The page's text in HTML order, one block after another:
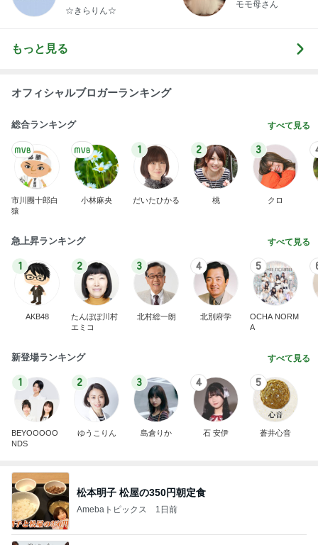
らりん☆のブログ
☆きらりん☆
モモ母さん
もっと見る
オフィシャルブロガーランキング
総合ランキング すべて見る
市川團十郎白
猿
小林麻央
1
だいたひかる
2
桃
3
クロ
急上昇ランキング すべて見る
1
AKB48
2
たんぽぽ川村
エミコ
3
北村総一朗
4
北別府学
5
OCHA NORM
A
新登場ランキング すべて見る
1
BEYOOOOO
NDS
2
ゆうこりん
3
島倉りか
4
石 安伊
5
蒼井心音
松本明子 松屋の350円朝定食
Amebaトピックス 1日前